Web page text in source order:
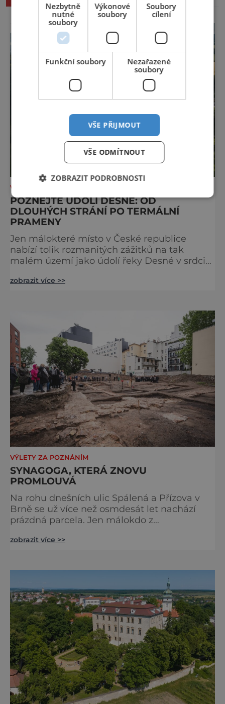
VÝLETY ZA POZNÁNÍM
POZNEJTE ÚDOLÍ DESNÉ: OD
DLOUHÝCH STRÁNÍ PO TERMÁLNÍ
PRAMENY
Jen málokteré místo v České republice
nabízí tolik rozmanitých zážitků na tak
malém území jako údolí řeky Desné v srdci
nahlédnout do útrob jedné z
na koloběžce a den zakončit poznáváním
památek ve Velkých Losinách nebo v
termálním parku. [caption
id="attachment_92379" align="
zobrazit více >>
VÝLETY ZA POZNÁNÍM
SYNAGOGA, KTERÁ ZNOVU
PROMLOUVÁ
Na rohu dnešních ulic Spálená a Přízova v
Brně se už více než osmdesát let nachází
prázdná parcela. Jen málokdo z
z největších synagog v českých zemích –
Velká synagoga byla slavnostně otevřena v
roce 1856, v době, kdy se město proměňovalo
v p
zobrazit více >>
Nezbytně
nutné
soubory
Výkonové
soubory
Soubory
cílení
Funkční soubory
Nezařazené
soubory
VŠE PŘIJMOUT
VŠE ODMÍTNOUT
ZOBRAZIT PODROBNOSTI